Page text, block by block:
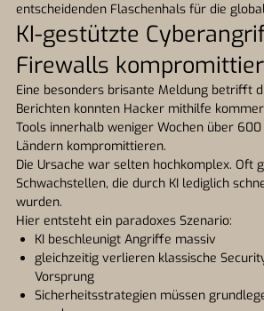
entscheidenden Flaschenhals für die
KI-gestützte
Firewalls
Eine besonders brisante Meldung betrifft
Berichten konnten Hacker mithilfe
Tools innerhalb weniger Wochen über
Ländern kompromittieren.
Die Ursache war selten hochkomplex. Oft
Schwachstellen, die durch KI lediglich
wurden.
Hier entsteht ein paradoxes Szenario:
KI beschleunigt Angriffe massiv
gleichzeitig verlieren klassische
Vorsprung
Sicherheitsstrategien müssen